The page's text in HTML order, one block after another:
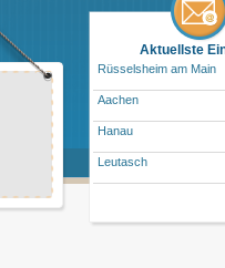
Aktuellste
Rüsselsheim am Main
Aachen
Hanau
Leutasch